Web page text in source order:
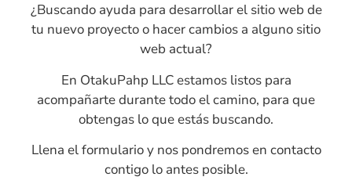
¿Buscando ayuda para desarrollar el sitio web de
tu nuevo proyecto o hacer cambios a alguno sitio
web actual?
En OtakuPahp LLC estamos listos para
acompañarte durante todo el camino, para que
obtengas lo que estás buscando.
Llena el formulario y nos pondremos en contacto
contigo lo antes posible.